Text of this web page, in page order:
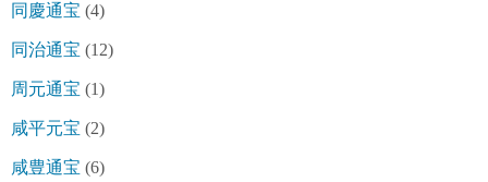
同慶通宝 (4)
同治通宝 (12)
周元通宝 (1)
咸平元宝 (2)
咸豊通宝 (6)